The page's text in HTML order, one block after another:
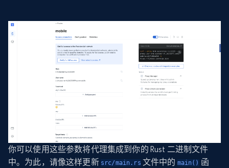
你可以使用这些参数将代理集成到你的 Rust 二进制文件
中。为此，请像这样更新 src/main.rs 文件中的 main() 函